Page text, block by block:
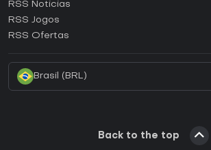
Como ativar uma CD Key Ubisoft Connect?
RSS Noticias
RSS Jogos
RSS Ofertas
Brasil (BRL)
Back to the top